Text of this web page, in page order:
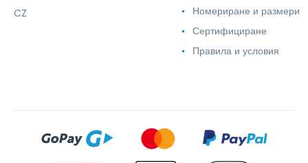
CZ
Номериране и размери
Сертифициране
Правила и условия